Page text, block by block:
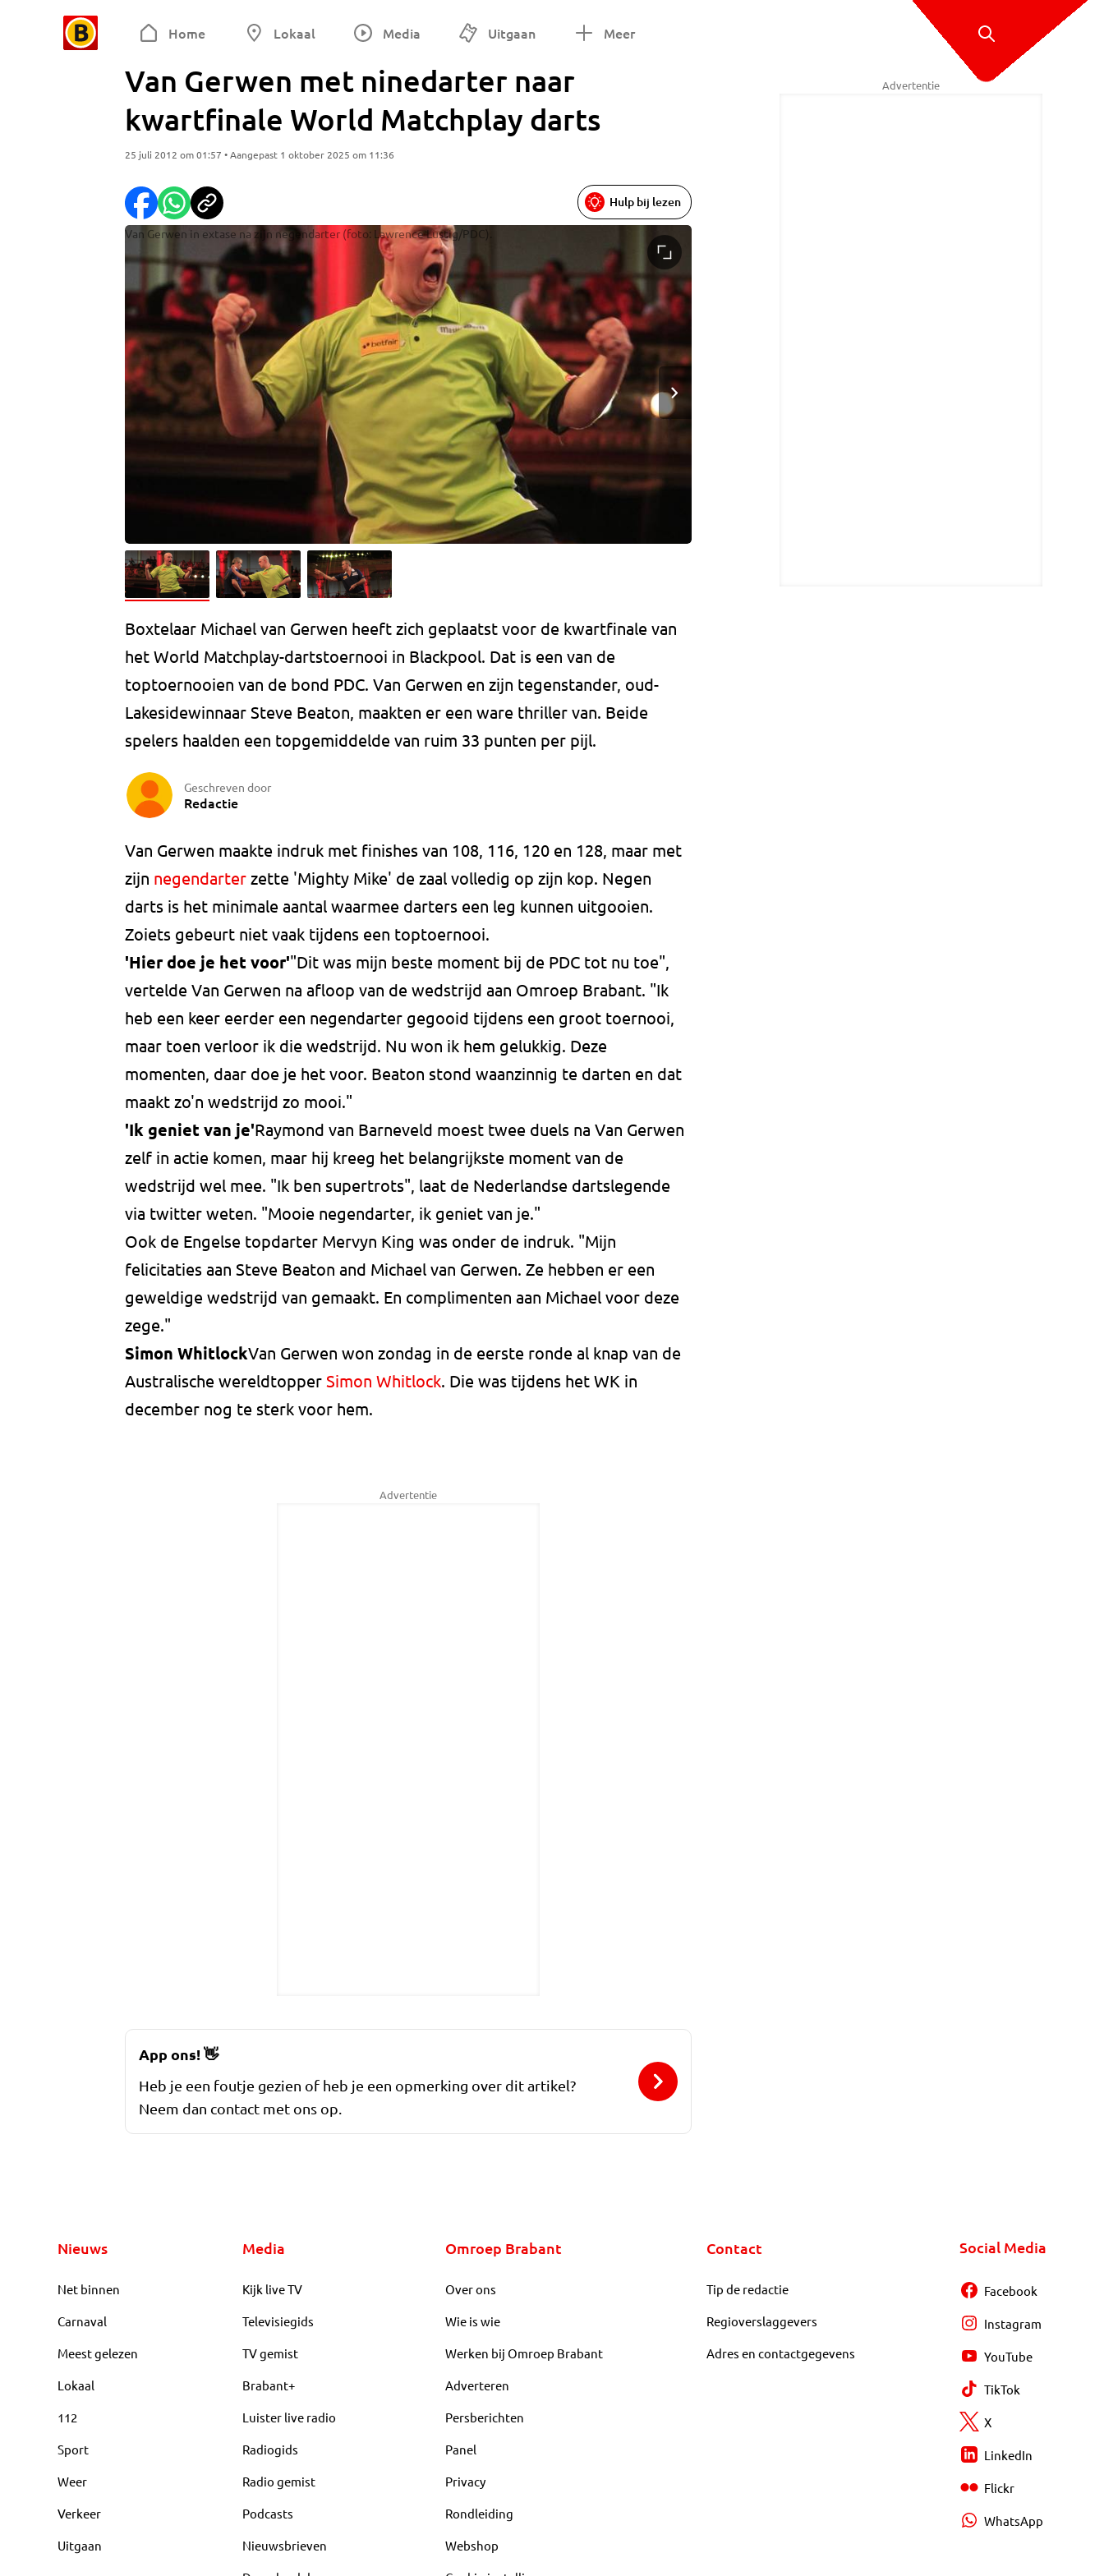
Home Lokaal Media Uitgaan Meer
Van Gerwen met ninedarter naar
kwartfinale World Matchplay darts
25 juli 2012 om 01:57 • Aangepast 1 oktober 2025 om 11:36
Van Gerwen in extase na zijn negendarter (foto: Lawrence Lustig/PDC).
Hulp bij lezen
Boxtelaar Michael van Gerwen heeft zich geplaatst voor de kwartfinale van
het World Matchplay-dartstoernooi in Blackpool. Dat is een van de
toptoernooien van de bond PDC. Van Gerwen en zijn tegenstander, oud-
Lakesidewinnaar Steve Beaton, maakten er een ware thriller van. Beide
spelers haalden een topgemiddelde van ruim 33 punten per pijl.
Geschreven door
Redactie
Van Gerwen maakte indruk met finishes van 108, 116, 120 en 128, maar met
zijn negendarter zette 'Mighty Mike' de zaal volledig op zijn kop. Negen
darts is het minimale aantal waarmee darters een leg kunnen uitgooien.
Zoiets gebeurt niet vaak tijdens een toptoernooi.
'Hier doe je het voor'"Dit was mijn beste moment bij de PDC tot nu toe",
vertelde Van Gerwen na afloop van de wedstrijd aan Omroep Brabant. "Ik
heb een keer eerder een negendarter gegooid tijdens een groot toernooi,
maar toen verloor ik die wedstrijd. Nu won ik hem gelukkig. Deze
momenten, daar doe je het voor. Beaton stond waanzinnig te darten en dat
maakt zo'n wedstrijd zo mooi."
'Ik geniet van je'Raymond van Barneveld moest twee duels na Van Gerwen
zelf in actie komen, maar hij kreeg het belangrijkste moment van de
wedstrijd wel mee. "Ik ben supertrots", laat de Nederlandse dartslegende
via twitter weten. "Mooie negendarter, ik geniet van je."
Ook de Engelse topdarter Mervyn King was onder de indruk. "Mijn
felicitaties aan Steve Beaton and Michael van Gerwen. Ze hebben er een
geweldige wedstrijd van gemaakt. En complimenten aan Michael voor deze
zege."
Simon WhitlockVan Gerwen won zondag in de eerste ronde al knap van de
Australische wereldtopper Simon Whitlock. Die was tijdens het WK in
december nog te sterk voor hem.
Advertentie
Advertentie
App ons!👋
Heb je een foutje gezien of heb je een opmerking over dit artikel?
Neem dan contact met ons op.
Nieuws
Net binnen
Carnaval
Meest gelezen
Lokaal
112
Sport
Weer
Verkeer
Uitgaan
Media
Kijk live TV
Televisiegids
TV gemist
Brabant+
Luister live radio
Radiogids
Radio gemist
Podcasts
Nieuwsbrieven
Omroep Brabant
Over ons
Wie is wie
Werken bij Omroep Brabant
Adverteren
Persberichten
Panel
Privacy
Rondleiding
Webshop
Contact
Tip de redactie
Regioverslaggevers
Adres en contactgegevens
Social Media
Facebook
Instagram
YouTube
TikTok
X
LinkedIn
Flickr
WhatsApp